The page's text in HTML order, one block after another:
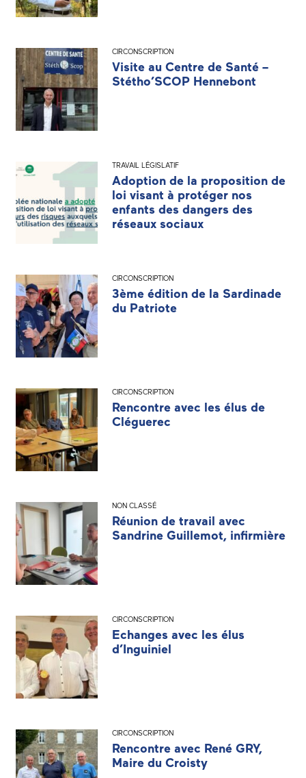
CIRCONSCRIPTION
Visite au Centre de Santé –
Stétho’SCOP Hennebont
TRAVAIL LÉGISLATIF
Adoption de la proposition de
loi visant à protéger nos
enfants des dangers des
réseaux sociaux
CIRCONSCRIPTION
3ème édition de la Sardinade
du Patriote
CIRCONSCRIPTION
Rencontre avec les élus de
Cléguerec
NON CLASSÉ
Réunion de travail avec
Sandrine Guillemot, infirmière
CIRCONSCRIPTION
Echanges avec les élus
d’Inguiniel
CIRCONSCRIPTION
Rencontre avec René GRY,
Maire du Croisty